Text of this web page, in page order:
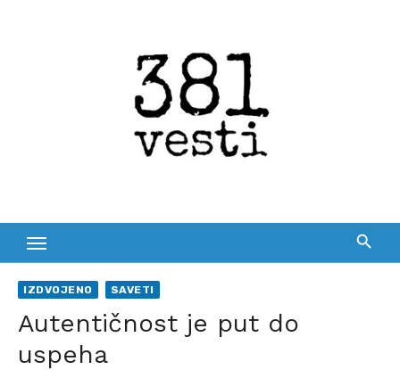
IZDVOJENO SAVETI
Autentičnost je put do
uspeha